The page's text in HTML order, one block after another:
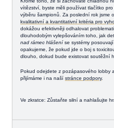
vítězství, byste měli používat tlačítko
výběru šampionů. Za poslední rok jsme
kvalitativní a kvantitativní kritéria pro
dokážou efektivněji odhalovat
dlouhodobým vylepšováním toho, jak
nad rámec hlášeníse systémy posouvají
opakujeme, že pokud jde o boj s
dlouho, dokud bude existovat soutěžní
Pokud odejdete z pozápasového lobby
přijímáme i na naší stránce podpory.
Ve zkratce: Zůstaňte silní a nahlašujte